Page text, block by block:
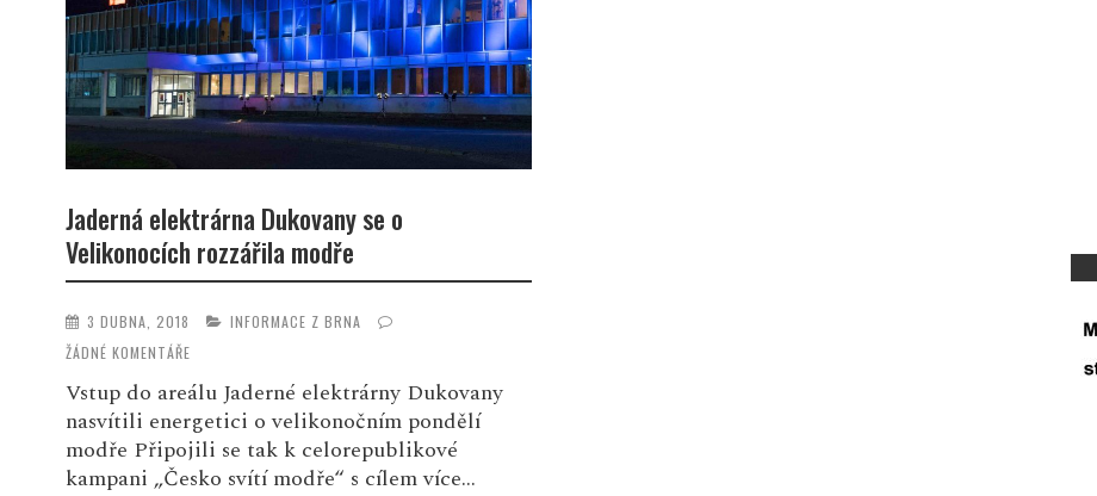
Jaderná elektrárna Dukovany se o
Velikonocích rozzářila modře
3 DUBNA, 2018
INFORMACE Z BRNA
ŽÁDNÉ KOMENTÁŘE
Vstup do areálu Jaderné elektrárny Dukovany
nasvítili energetici o velikonočním pondělí
modře Připojili se tak k celorepublikové
kampani „Česko svítí modře“ s cílem více...